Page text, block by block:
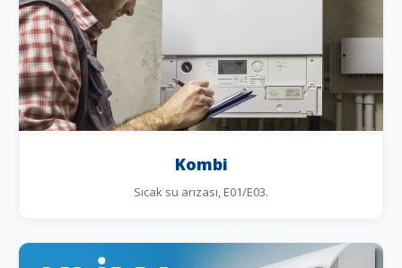
Kombi
Sıcak su arızası, E01/E03.